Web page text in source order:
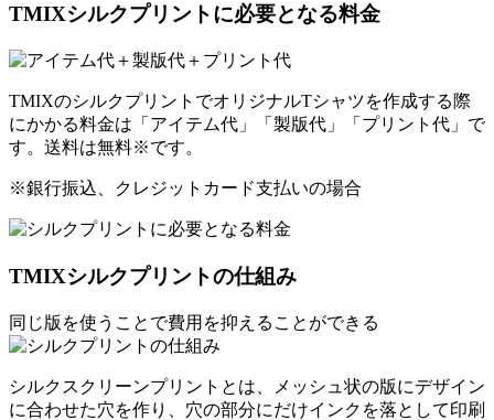
TMIXシルクプリントに必要となる料金
TMIXのシルクプリントでオリジナルTシャツを作成する際
にかかる料金は「 アイテム代 」「 製版代 」「 プリント代 」で
す。送料は無料※です。
※銀行振込、クレジットカード支払いの場合
TMIXシルクプリントの仕組み
同じ版を使うことで費用を抑えることができる
シルクスクリーンプリントとは、メッシュ状の版にデザイン
に合わせた穴を作り、穴の部分にだけインクを落として印刷